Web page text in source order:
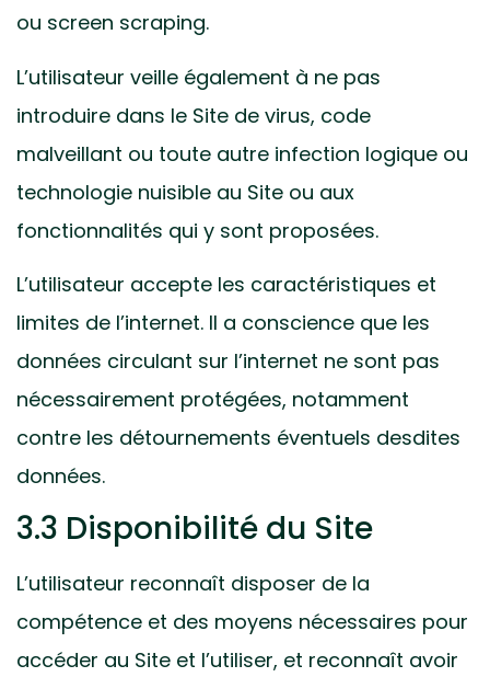
ou screen scraping.
L’utilisateur veille également à ne pas
introduire dans le Site de virus, code
malveillant ou toute autre infection logique ou
technologie nuisible au Site ou aux
fonctionnalités qui y sont proposées.
L’utilisateur accepte les caractéristiques et
limites de l’internet. Il a conscience que les
données circulant sur l’internet ne sont pas
nécessairement protégées, notamment
contre les détournements éventuels desdites
données.
3.3 Disponibilité du Site
L’utilisateur reconnaît disposer de la
compétence et des moyens nécessaires pour
accéder au Site et l’utiliser, et reconnaît avoir